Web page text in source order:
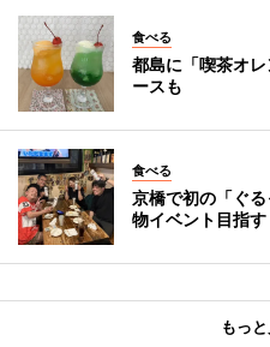
食べる
都島に「喫茶オ
ースも
食べる
京橋で初の「ぐ
物イベント目指す
もっ